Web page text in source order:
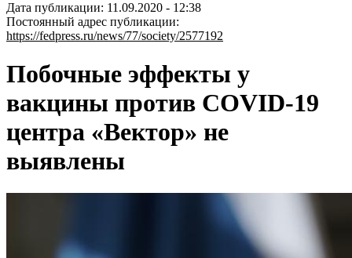
Дата публикации: 11.09.2020 - 12:38
Постоянный адрес публикации:
https://fedpress.ru/news/77/society/2577192
Побочные эффекты у
вакцины против COVID-19
центра «Вектор» не
выявлены